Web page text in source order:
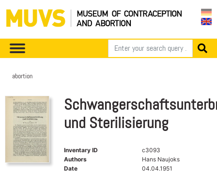
abortion
und Sterilisierung
Inventary ID
c3093
Authors
Hans Naujoks
Date
04.04.1951